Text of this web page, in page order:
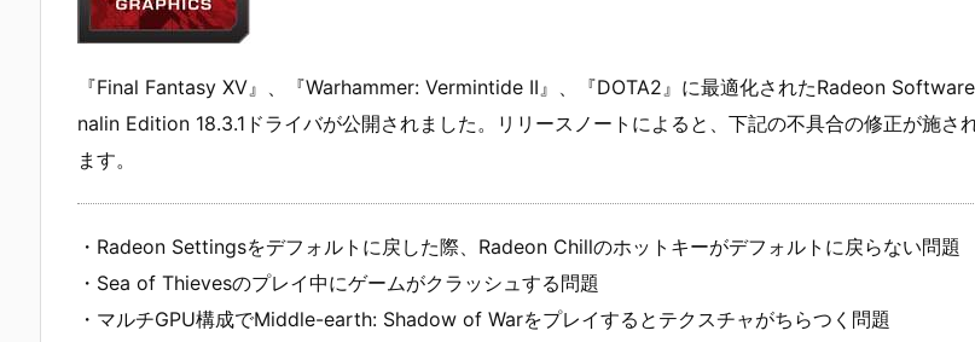
『Final Fantasy XV』、『Warhammer: Vermintide II』、『DOTA2』に最適化されたRadeon
nalin Edition 18.3.1ドライバが公開されました。リリースノートによると、下記の不具合の修正が施さ
ます。
・Radeon Settingsをデフォルトに戻した際、Radeon Chillのホットキーがデフォルトに戻らない問題
・Sea of Thievesのプレイ中にゲームがクラッシュする問題
・マルチGPU構成でMiddle-earth: Shadow of Warをプレイするとテクスチャがちらつく問題